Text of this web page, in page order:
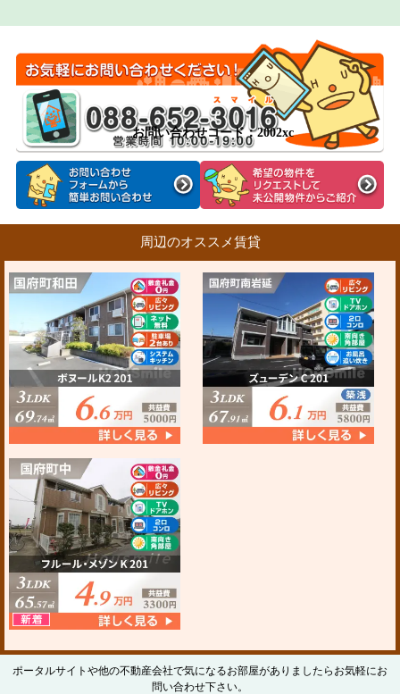
お問い合わせコード：2002xc
周辺のオススメ賃貸
ポータルサイトや他の不動産会社で気になるお部屋がありましたらお気軽にお
問い合わせ下さい。